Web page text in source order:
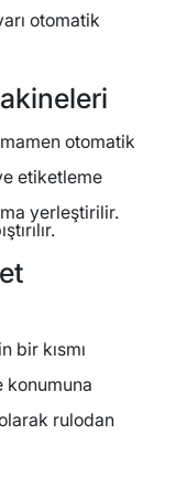
otomatik
otomatik
etiketleme
yerleştirilir.
bir kısmı
konumuna
rulodan